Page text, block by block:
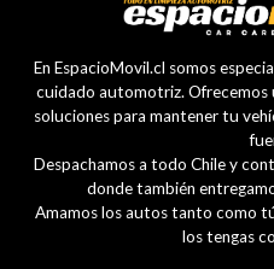
En EspacioMovil.cl somos
cuidado automotriz. Ofrecemos
soluciones para mantener tu
Despachamos a todo Chile y
donde también
Amamos los autos tanto como
los tengas